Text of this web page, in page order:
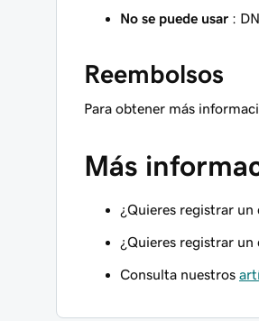
No se puede usar :
Reembolsos
Para obtener más
Más
¿Quieres registrar
¿Quieres registrar
Consulta nuestros